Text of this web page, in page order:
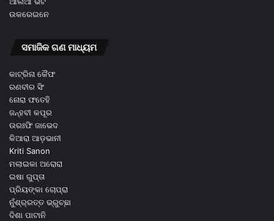
ଉକରେଇନେ
ସମାଜିକ ଗଣ ମାଧ୍ୟମ
କାଟ୍ରିନା କୈଫ
ରଣବୀର ସିଂ
ନୋରା ଫତେହି
ଜନ୍ହବୀ କପୂର
ଉରଃଫି ଜାଭେଦ
କିଆରା ଆଡ଼ଭାନୀ
Kriti Sanon
ମଲାଇକା ଅରୋରା
ଇଷା ଗୁପ୍ତା
ପ୍ରିୟଙ୍କା ଚୋପ୍ରା
ନୁଁଶ୍ର୍ରତ୍ତ ଭ୍ରୁଚ୍ଛା
ଦିଶା ପାଟାନି